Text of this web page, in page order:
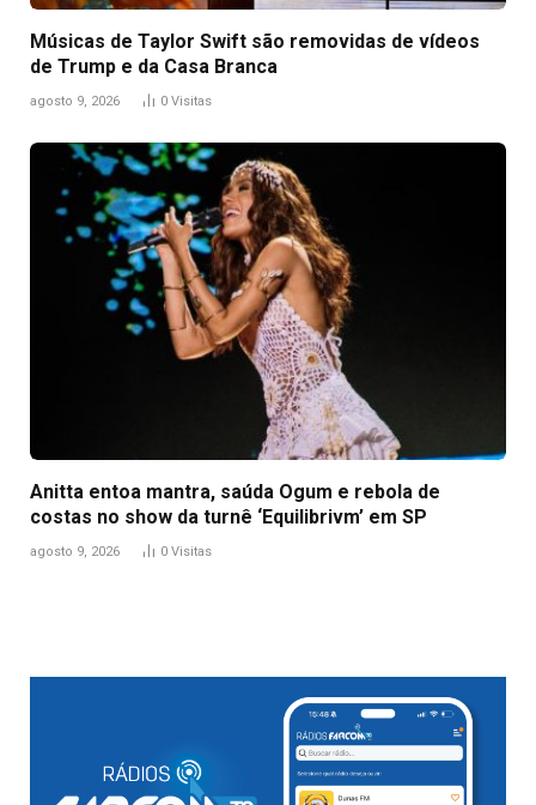
Músicas de Taylor Swift são removidas de vídeos
de Trump e da Casa Branca
agosto 9, 2026 0 Visitas
Anitta entoa mantra, saúda Ogum e rebola de
costas no show da turnê ‘Equilibrivm’ em SP
agosto 9, 2026 0 Visitas